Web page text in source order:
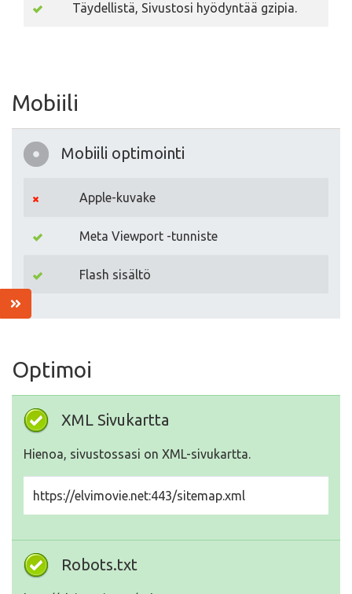
Täydellistä, Sivustosi hyödyntää gzipia.
Mobiili
Mobiili optimointi
Apple-kuvake
Meta Viewport -tunniste
Flash sisältö
Optimoi
XML Sivukartta
Hienoa, sivustossasi on XML-sivukartta.
https://elvimovie.net:443/sitemap.xml
Robots.txt